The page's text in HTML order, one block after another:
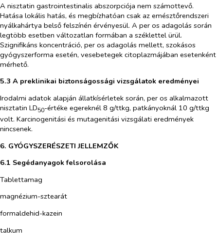
A nisztatin gastrointestinalis abszorpciója nem számottevő.
Hatása lokális hatás, és megbízhatóan csak az emésztőrendszeri
nyálkahártya belső felszínén érvényesül. A per os adagolás során
legtöbb esetben változatlan formában a széklettel ürül.
Szignifikáns koncentráció, per os adagolás mellett, szokásos
gyógyszerforma esetén, vesebetegek citoplazmájában esetenként
mérhető.
5.3 A preklinikai biztonságossági vizsgálatok eredményei
Irodalmi adatok alapján állatkísérletek során, per os alkalmazott
nisztatin LD50-értéke egereknél 8 g/ttkg, patkányoknál 10 g/ttkg
volt. Karcinogenitási és mutagenitási vizsgálati eredmények
nincsenek.
6. GYÓGYSZERÉSZETI JELLEMZŐK
6.1 Segédanyagok felsorolása
Tablettamag
magnézium-sztearát
formaldehid-kazein
talkum